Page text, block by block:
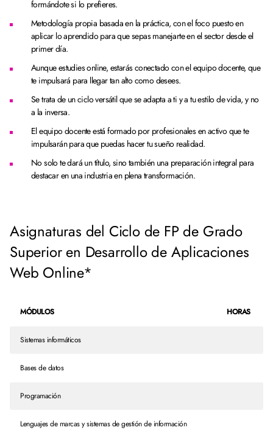
formándote si lo prefieres.
Metodología propia basada en la práctica, con el foco puesto en
aplicar lo aprendido para que sepas manejarte en el sector desde el
primer día.
Aunque estudies online, estarás conectado con el equipo docente, que
te impulsará para llegar tan alto como desees.
Se trata de un ciclo versátil que se adapta a ti y a tu estilo de vida, y no
a la inversa.
El equipo docente está formado por profesionales en activo que te
impulsarán para que puedas hacer tu sueño realidad.
No solo te dará un título, sino también una preparación integral para
destacar en una industria en plena transformación.
Asignaturas del Ciclo de FP de Grado
Superior en Desarrollo de Aplicaciones
Web Online*
MÓDULOS HORAS
Sistemas informáticos
Bases de datos
Programación
Lenguajes de marcas y sistemas de gestión de información